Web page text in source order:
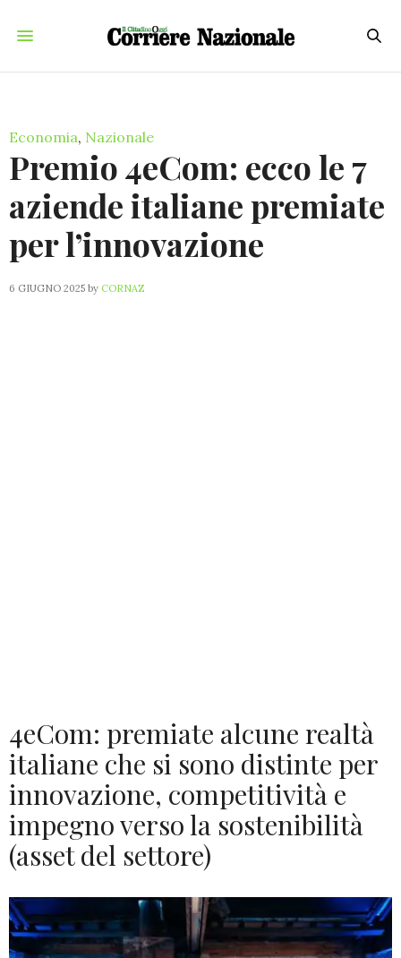
Economia, Nazionale
Premio 4eCom: ecco le 7
aziende italiane premiate
per l’innovazione
6 GIUGNO 2025 by CORNAZ
4eCom: premiate alcune realtà
italiane che si sono distinte per
innovazione, competitività e
impegno verso la sostenibilità
(asset del settore)